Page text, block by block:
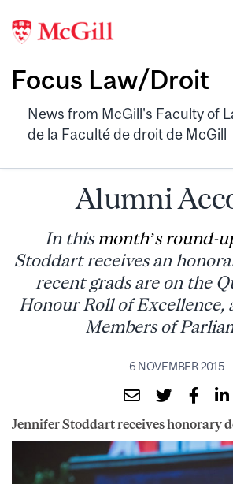
Focus Law/Droit
News from McGill's Faculty of
de la Faculté de droit de McGill
Alumni
In this month’s round-
Stoddart receives an
recent grads are on the
Honour Roll of Excellence,
Members of
6 NOVEMBER 2015
Jennifer Stoddart receives honorary